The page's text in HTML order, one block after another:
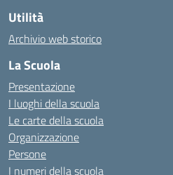
Utilità
Archivio web storico
La Scuola
Presentazione
I luoghi della scuola
Le carte della scuola
Organizzazione
Persone
I numeri della scuola